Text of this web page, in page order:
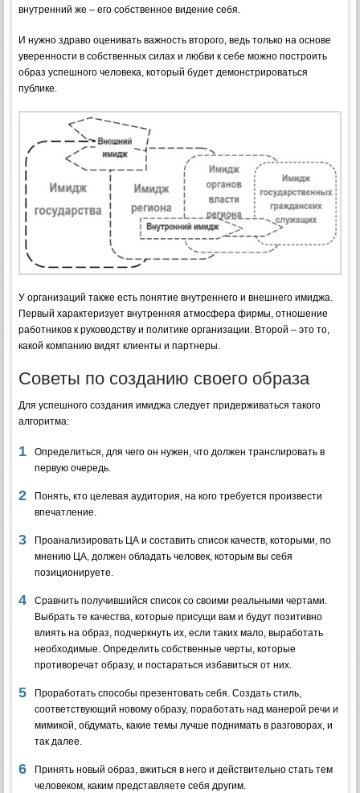
внутренний же – его собственное видение себя.
И нужно здраво оценивать важность второго, ведь только на основе
уверенности в собственных силах и любви к себе можно построить
образ успешного человека, который будет демонстрироваться
публике.
У организаций также есть понятие внутреннего и внешнего имиджа.
Первый характеризует внутренняя атмосфера фирмы, отношение
работников к руководству и политике организации. Второй – это то,
какой компанию видят клиенты и партнеры.
Советы по созданию своего образа
Для успешного создания имиджа следует придерживаться такого
алгоритма:
Определиться, для чего он нужен, что должен транслировать в
первую очередь.
Понять, кто целевая аудитория, на кого требуется произвести
впечатление.
Проанализировать ЦА и составить список качеств, которыми, по
мнению ЦА, должен обладать человек, которым вы себя
позиционируете.
Сравнить получившийся список со своими реальными чертами.
Выбрать те качества, которые присущи вам и будут позитивно
влиять на образ, подчеркнуть их, если таких мало, выработать
необходимые. Определить собственные черты, которые
противоречат образу, и постараться избавиться от них.
Проработать способы презентовать себя. Создать стиль,
соответствующий новому образу, поработать над манерой речи и
мимикой, обдумать, какие темы лучше поднимать в разговорах, и
так далее.
Принять новый образ, вжиться в него и действительно стать тем
человеком, каким представляете себя другим.